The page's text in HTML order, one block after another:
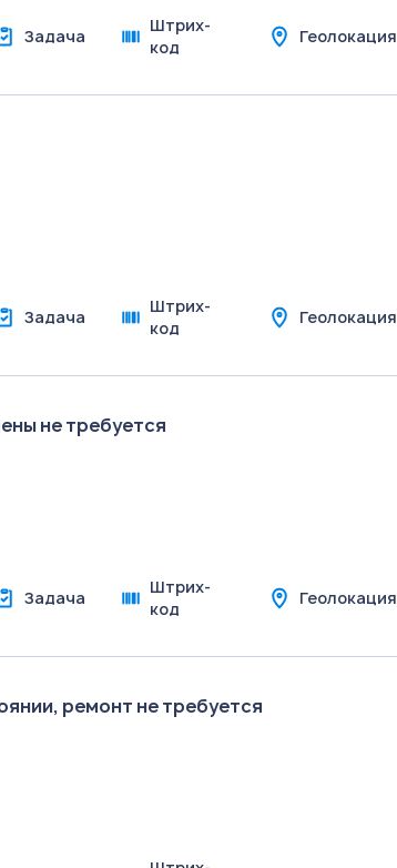
Задача
Штрих-
код
Геолокация
Задача
Штрих-
код
Геолокация
не требуется
Задача
Штрих-
код
Геолокация
ремонт не требуется